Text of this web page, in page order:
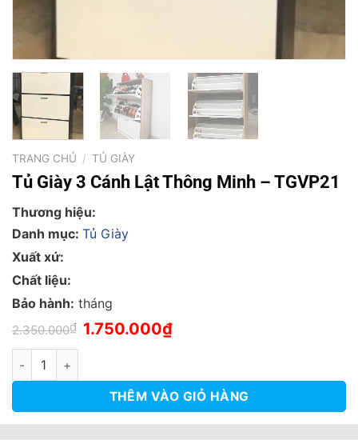
TRANG CHỦ / TỦ GIÀY
Tủ Giày 3 Cánh Lật Thông Minh – TGVP21
Thương hiệu:
Danh mục: Tủ Giày
Xuất xứ:
Chất liệu:
Bảo hành: tháng
2.350.000₫ Giá
gốc
1.750.000₫Giá
hiện
Tủ Giày 3 Cánh Lật Thông Minh - TGVP21 số lượng
THÊM VÀO GIỎ HÀNG